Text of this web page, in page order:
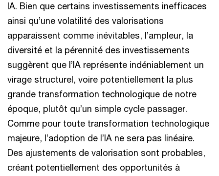
IA. Bien que certains investissements inefficaces
ainsi qu’une volatilité des valorisations
apparaissent comme inévitables, l’ampleur, la
diversité et la pérennité des investissements
suggèrent que l’IA représente indéniablement un
virage structurel, voire potentiellement la plus
grande transformation technologique de notre
époque, plutôt qu’un simple cycle passager.
Comme pour toute transformation technologique
majeure, l’adoption de l’IA ne sera pas linéaire.
Des ajustements de valorisation sont probables,
créant potentiellement des opportunités à